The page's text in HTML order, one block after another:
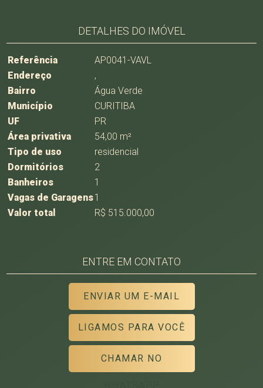
DETALHES DO IMÓVEL
Referência
AP0041-VAVL
Endereço
,
Bairro
Água Verde
Município
CURITIBA
UF
PR
Área privativa
54,00 m²
Tipo de uso
residencial
Dormitórios
2
Banheiros
1
Vagas de Garagens1
Valor total
R$ 515.000,00
ENTRE EM CONTATO
ENVIAR UM E-MAIL
LIGAMOS PARA VOCÊ
CHAMAR NO